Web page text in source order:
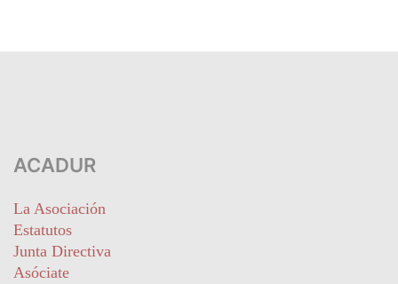
ACADUR
La Asociación
Estatutos
Junta Directiva
Asóciate